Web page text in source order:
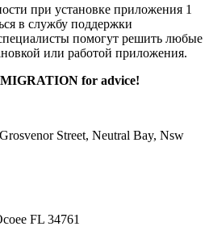
при установке приложения 1
в службу поддержки
помогут решить любые
или работой приложения.
for advice!
Street, Neutral Bay, Nsw
FL 34761